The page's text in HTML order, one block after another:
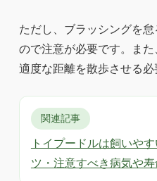
ただし、ブラッシングを
ので注意が必要です。また
適度な距離を散歩させる必
関連記事
トイプードルは飼いや
ツ・注意すべき病気や寿